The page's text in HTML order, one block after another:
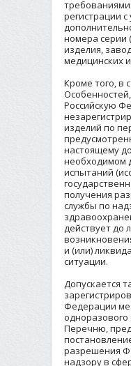
регистрации
номера серии
изделия,
медицинских
Кроме того, в
Российскую
изделий по
настоящему
необходимом
испытаний
получения
службы по
действует до
и (или)
ситуации.
Допускается
Федерации
одноразового
Перечню,
разрешения
надзору в